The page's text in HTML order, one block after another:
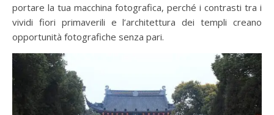
portare la tua macchina fotografica, perché i contrasti tra i
vividi fiori primaverili e l’architettura dei templi creano
opportunità fotografiche senza pari.